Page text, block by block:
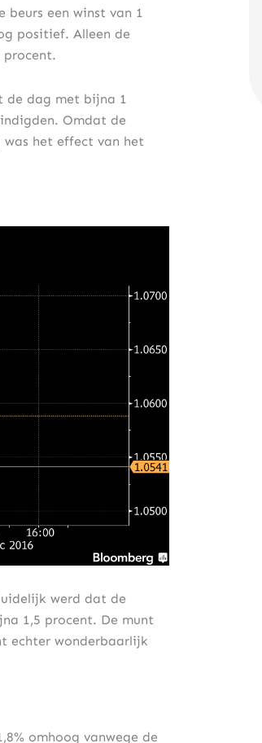
een winst van 1
positief. Alleen de
de dag met bijna 1
Omdat de
het effect van het
werd dat de
1,5 procent. De munt
echter wonderbaarlijk
omhoog vanwege de